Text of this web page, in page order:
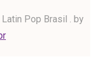
Pop Brasil . by